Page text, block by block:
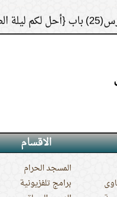
نسائكم}
الاقسام
المسجد الحرام
برامج تلفزيونية